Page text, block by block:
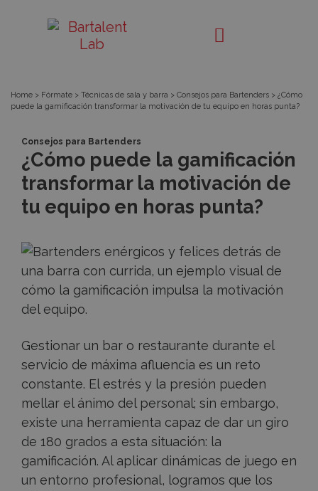
PíldoraBartalent
Lab
Home > Fórmate > Técnicas de sala y barra > Consejos para Bartenders > ¿Cómo
puede la gamificación transformar la motivación de tu equipo en horas punta?
Consejos para Bartenders
¿Cómo puede la gamificación
transformar la motivación de
tu equipo en horas punta?
Gestionar un bar o restaurante durante el
servicio de máxima afluencia es un reto
constante. El estrés y la presión pueden
mellar el ánimo del personal; sin embargo,
existe una herramienta capaz de dar un giro
de 180 grados a esta situación: la
gamificación. Al aplicar dinámicas de juego en
un entorno profesional, logramos que los